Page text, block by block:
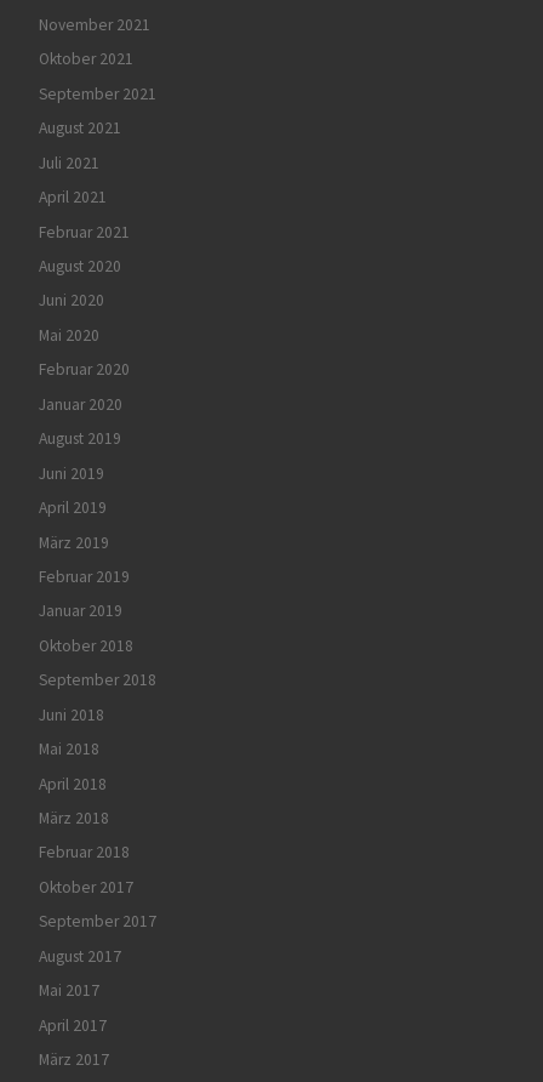
November 2021
Oktober 2021
September 2021
August 2021
Juli 2021
April 2021
Februar 2021
August 2020
Juni 2020
Mai 2020
Februar 2020
Januar 2020
August 2019
Juni 2019
April 2019
März 2019
Februar 2019
Januar 2019
Oktober 2018
September 2018
Juni 2018
Mai 2018
April 2018
März 2018
Februar 2018
Oktober 2017
September 2017
August 2017
Mai 2017
April 2017
März 2017